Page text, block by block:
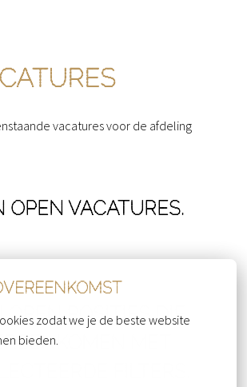
zodat we je de beste website
bieden.
vacatures voor de afdeling
OPEN VACATURES.
OPEN POSITIES DIE
MET
FILTERS.